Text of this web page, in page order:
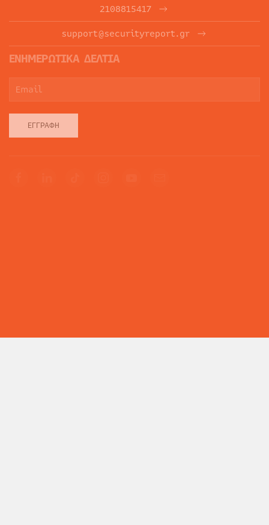
2108815417
support@securityreport.gr
ΕΝΗΜΕΡΩΤΙΚΑ ΔΕΛΤΙΑ
ΕΓΓΡΑΦΉ